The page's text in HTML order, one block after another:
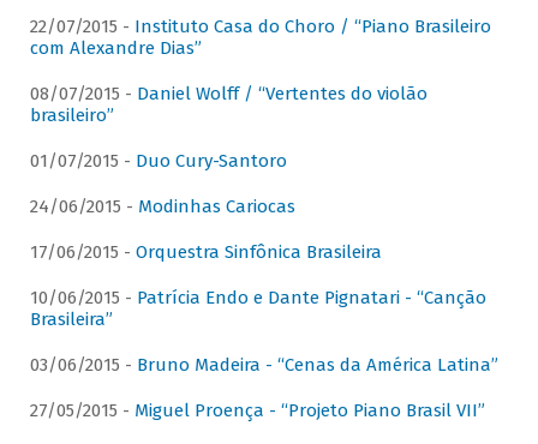
22/07/2015 - Instituto Casa do Choro / “Piano Brasileiro
com Alexandre Dias”
08/07/2015 - Daniel Wolff / “Vertentes do violão
brasileiro”
01/07/2015 - Duo Cury-Santoro
24/06/2015 - Modinhas Cariocas
17/06/2015 - Orquestra Sinfônica Brasileira
10/06/2015 - Patrícia Endo e Dante Pignatari - “Canção
Brasileira”
03/06/2015 - Bruno Madeira - “Cenas da América Latina”
27/05/2015 - Miguel Proença - “Projeto Piano Brasil VII”